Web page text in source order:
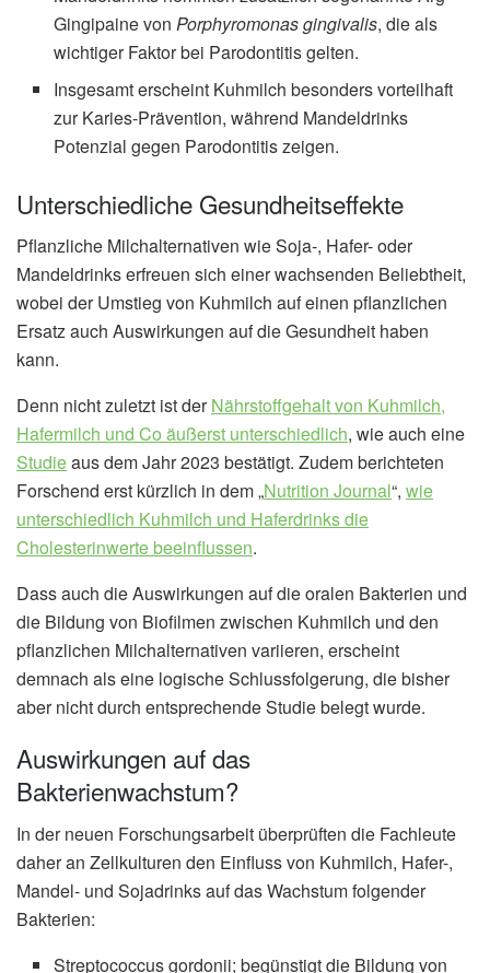
Gingipaine vonPorphyromonas gingivalis, die als
wichtiger Faktor bei Parodontitis gelten.
Insgesamt erscheint Kuhmilch besonders vorteilhaft
zur Karies-Prävention, während Mandeldrinks
Potenzial gegen Parodontitis zeigen.
Unterschiedliche Gesundheitseffekte
Pflanzliche Milchalternativen wie Soja-, Hafer- oder
Mandeldrinks erfreuen sich einer wachsenden Beliebtheit,
wobei der Umstieg von Kuhmilch auf einen pflanzlichen
Ersatz auch Auswirkungen auf die Gesundheit haben
kann.
Denn nicht zuletzt ist derNährstoffgehalt von Kuhmilch,
Hafermilch und Co äußerst unterschiedlich, wie auch eine
Studieaus dem Jahr 2023 bestätigt. Zudem berichteten
Forschend erst kürzlich in dem „Nutrition Journal“, wie
unterschiedlich Kuhmilch und Haferdrinks die
Cholesterinwerte beeinflussen.
Dass auch die Auswirkungen auf die oralen Bakterien und
die Bildung von Biofilmen zwischen Kuhmilch und den
pflanzlichen Milchalternativen variieren, erscheint
demnach als eine logische Schlussfolgerung, die bisher
aber nicht durch entsprechende Studie belegt wurde.
Auswirkungen auf das
Bakterienwachstum?
In der neuen Forschungsarbeit überprüften die Fachleute
daher an Zellkulturen den Einfluss von Kuhmilch, Hafer-,
Mandel- und Sojadrinks auf das Wachstum folgender
Bakterien:
Streptococcus gordonii; begünstigt die Bildung von